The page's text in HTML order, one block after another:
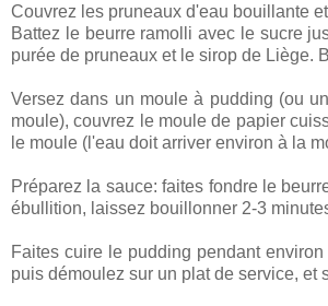
Couvrez les pruneaux d'eau bouillante
Battez le beurre ramolli avec le sucre
purée de pruneaux et le sirop de Liège.
Versez dans un moule à pudding (ou
moule), couvrez le moule de papier
le moule (l'eau doit arriver environ à la
Préparez la sauce: faites fondre le
ébullition, laissez bouillonner 2-3
Faites cuire le pudding pendant
puis démoulez sur un plat de service, et